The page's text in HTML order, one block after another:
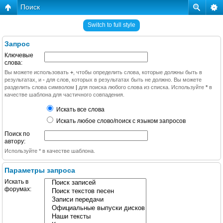
Поиск
Switch to full style
Запрос
Ключевые
слова:
Вы можете использовать + , чтобы определить слова, которые должны быть в
результатах, и - для слов, которых в результатах быть не должно. Вы можете
разделить слова символом | для поиска любого слова из списка. Используйте * в
качестве шаблона для частичного совпадения.
Искать все слова
Искать любое слово/поиск с языком запросов
Поиск по
автору:
Используйте * в качестве шаблона.
Параметры запроса
Искать в
форумах: